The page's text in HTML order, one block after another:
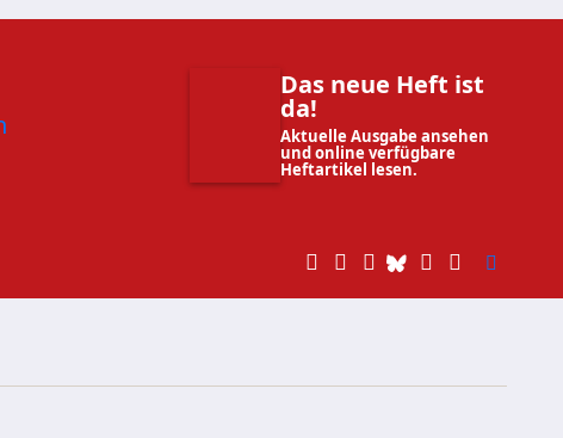
Das neue Heft ist
da!
Aktuelle Ausgabe ansehen
und online verfügbare
Heftartikel lesen.